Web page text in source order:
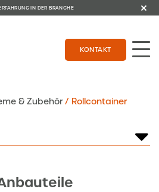
IN DER BRANCHE
KONTAKT
& Zubehör/ Rollcontainer